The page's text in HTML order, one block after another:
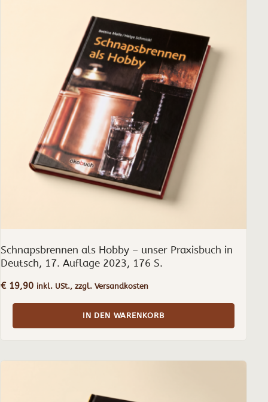
Schnapsbrennen als Hobby – unser Praxisbuch in
Deutsch, 17. Auflage 2023, 176 S.
€19,90 inkl. USt., zzgl. Versandkosten
IN DEN WARENKORB